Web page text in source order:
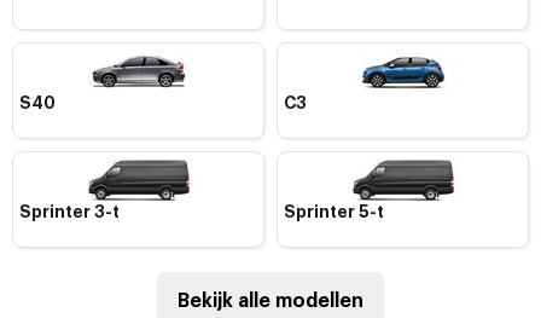
S40 C3
Sprinter 3-t Sprinter 5-t
Bekijk alle modellen